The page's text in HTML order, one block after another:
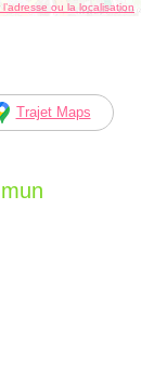
l’adresse ou la localisation
Trajet Maps